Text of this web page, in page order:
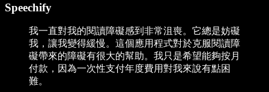
Speechify
我一直對我的閱讀障礙感到非常沮喪。它總是妨礙
我，讓我變得緩慢。這個應用程式對於克服閱讀障
礙帶來的障礙有很大的幫助。我只是希望能夠按月
付款，因為一次性支付年度費用對我來說有點困
難。